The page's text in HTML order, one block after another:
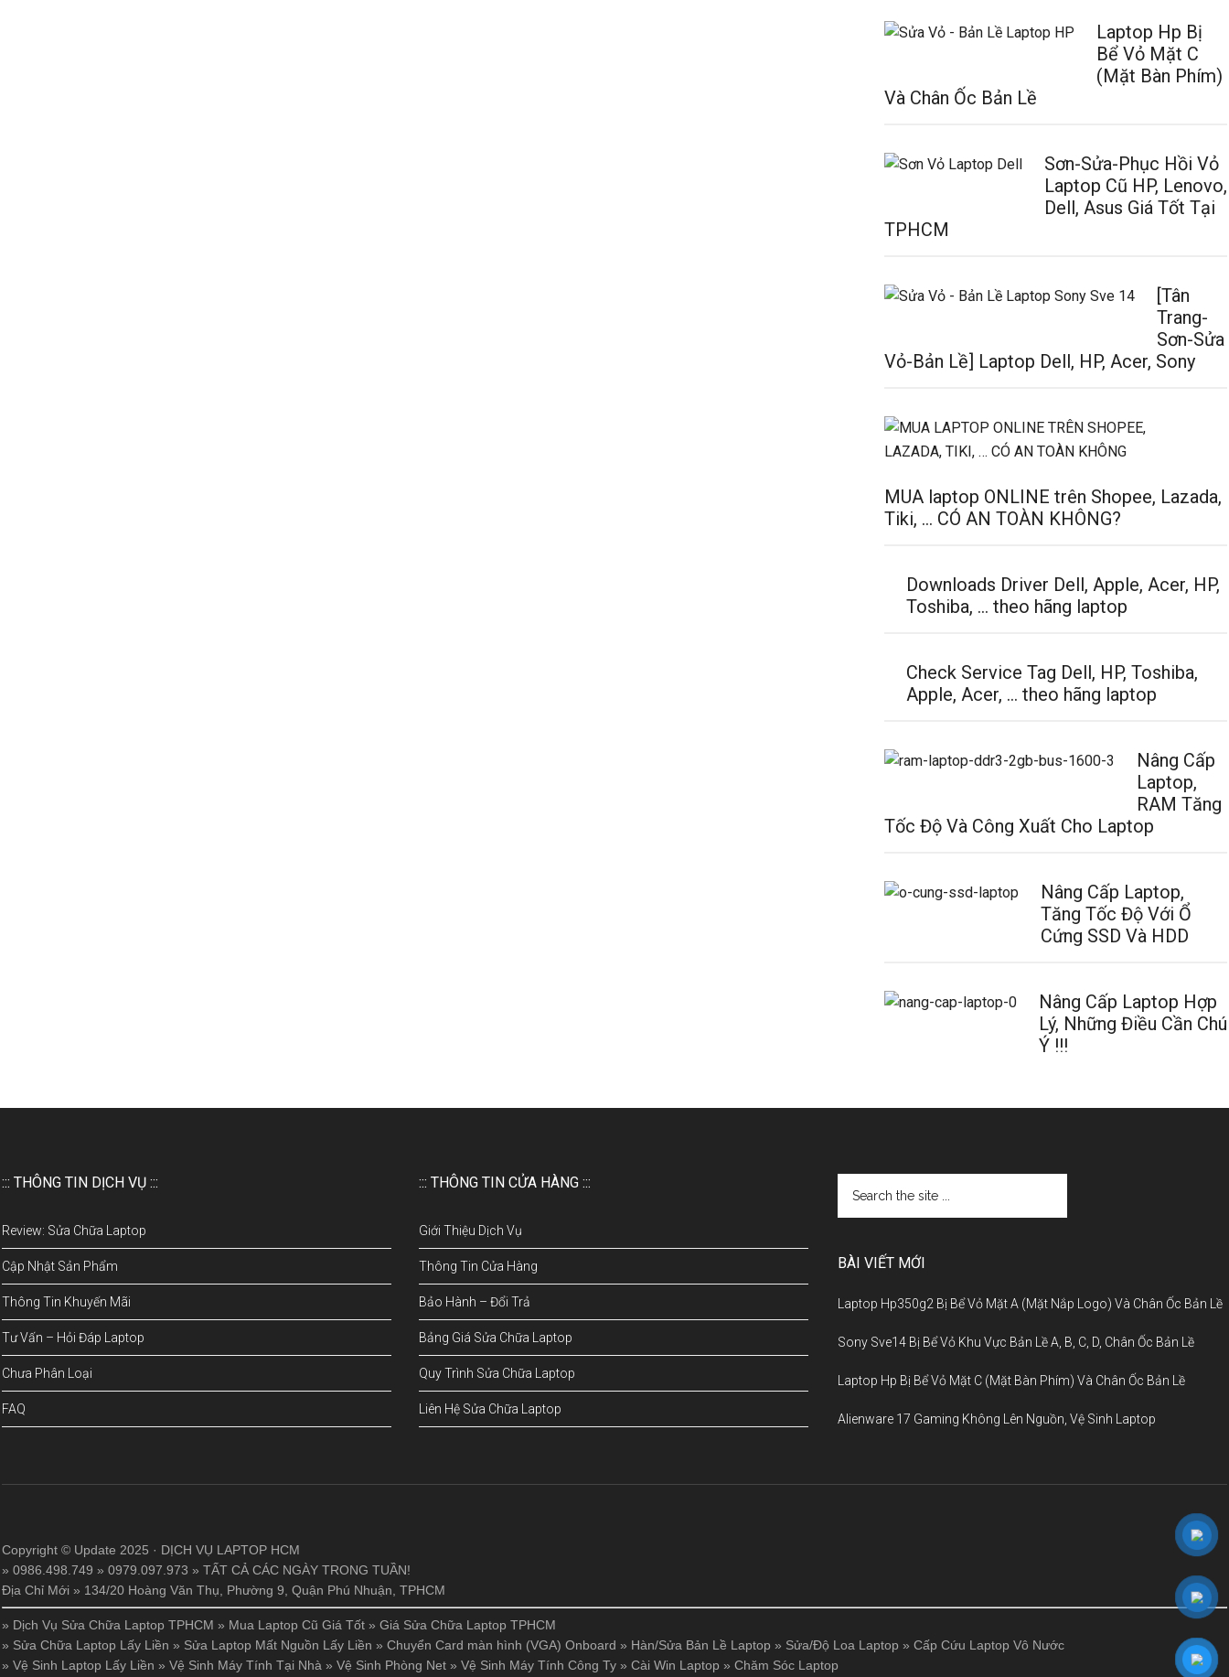
Laptop Hp Bị
Bể Vỏ Mặt C
(Mặt Bàn Phím)
Và Chân Ốc Bản Lề
Sơn-Sửa-Phục Hồi Vỏ
Laptop Cũ HP, Lenovo,
Dell, Asus Giá Tốt Tại
TPHCM
[Tân
Trang-
Sơn-Sửa
Vỏ-Bản Lề] Laptop Dell, HP, Acer, Sony
MUA laptop ONLINE trên Shopee, Lazada,
Tiki, … CÓ AN TOÀN KHÔNG?
Downloads Driver Dell, Apple, Acer, HP,
Toshiba, … theo hãng laptop
Check Service Tag Dell, HP, Toshiba,
Apple, Acer, … theo hãng laptop
Nâng Cấp
Laptop,
RAM Tăng
Tốc Độ Và Công Xuất Cho Laptop
Nâng Cấp Laptop,
Tăng Tốc Độ Với Ổ
Cứng SSD Và HDD
Nâng Cấp Laptop Hợp
Lý, Những Điều Cần Chú
Ý !!!
::: THÔNG TIN DỊCH VỤ :::
Review: Sửa Chữa Laptop
Cập Nhật Sản Phẩm
Thông Tin Khuyến Mãi
Tư Vấn – Hỏi Đáp Laptop
Chưa Phân Loại
FAQ
::: THÔNG TIN CỬA HÀNG :::
Giới Thiệu Dịch Vụ
Thông Tin Cửa Hàng
Bảo Hành – Đổi Trả
Bảng Giá Sửa Chữa Laptop
Quy Trình Sửa Chữa Laptop
Liên Hệ Sửa Chữa Laptop
BÀI VIẾT MỚI
Laptop Hp350g2 Bị Bể Vỏ Mặt A (Mặt Nắp Logo) Và Chân Ốc Bản Lề
Sony Sve14 Bị Bể Vỏ Khu Vực Bản Lề A, B, C, D, Chân Ốc Bản Lề
Laptop Hp Bị Bể Vỏ Mặt C (Mặt Bàn Phím) Và Chân Ốc Bản Lề
Alienware 17 Gaming Không Lên Nguồn, Vệ Sinh Laptop
Copyright © Update 2025 · DỊCH VỤ LAPTOP HCM
» 0986.498.749 » 0979.097.973 » TẤT CẢ CÁC NGÀY TRONG TUẦN!
Địa Chỉ Mới » 134/20 Hoàng Văn Thụ, Phường 9, Quận Phú Nhuận, TPHCM
» Dịch Vụ Sửa Chữa Laptop TPHCM » Mua Laptop Cũ Giá Tốt » Giá Sửa Chữa Laptop TPHCM
» Sửa Chữa Laptop Lấy Liền » Sửa Laptop Mất Nguồn Lấy Liền » Chuyển Card màn hình (VGA) Onboard » Hàn/Sửa Bản Lề Laptop » Sửa/Độ Loa Laptop » Cấp Cứu Laptop Vô Nước
» Vệ Sinh Laptop Lấy Liền » Vệ Sinh Máy Tính Tại Nhà » Vệ Sinh Phòng Net » Vệ Sinh Máy Tính Công Ty » Cài Win Laptop » Chăm Sóc Laptop